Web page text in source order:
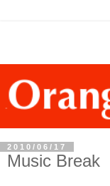
2010/06/17
Music Break